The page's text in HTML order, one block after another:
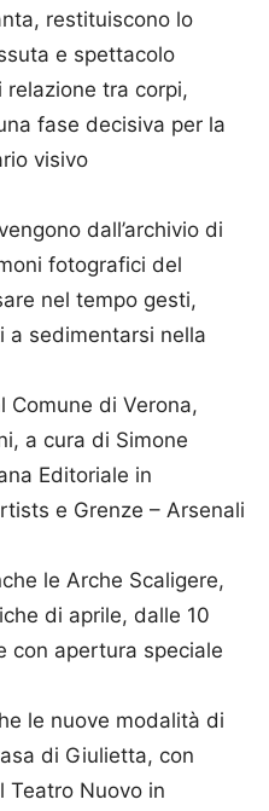
restituiscono lo
e spettacolo
tra corpi,
fase decisiva per la
visivo
dall’archivio di
fotografici del
nel tempo gesti,
a sedimentarsi nella
Comune di Verona,
a cura di Simone
Editoriale in
e Grenze – Arsenali
le Arche Scaligere,
di aprile, dalle 10
con apertura speciale
le nuove modalità di
di Giulietta, con
Teatro Nuovo in